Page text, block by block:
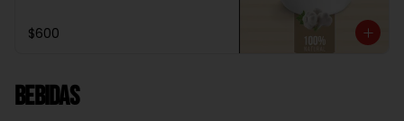
$600
Bebidas